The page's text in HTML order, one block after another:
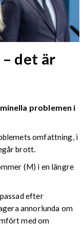
det är
problemen i
omfattning, i
brott.
(M) i en längre
efter
annorlunda om
med om